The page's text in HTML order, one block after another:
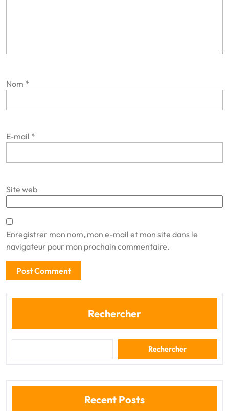
Nom *
E-mail *
Site web
Enregistrer mon nom, mon e-mail et mon site dans le
navigateur pour mon prochain commentaire.
Rechercher
Rechercher
Recent Posts